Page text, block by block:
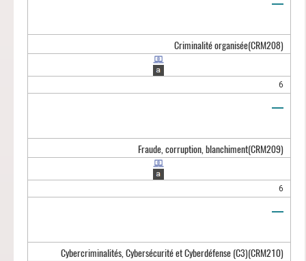
Criminalité organisée(CRM208)
6
Fraude, corruption, blanchiment(CRM209)
6
Cybercriminalités, Cybersécurité et Cyberdéfense (C3)(CRM210)